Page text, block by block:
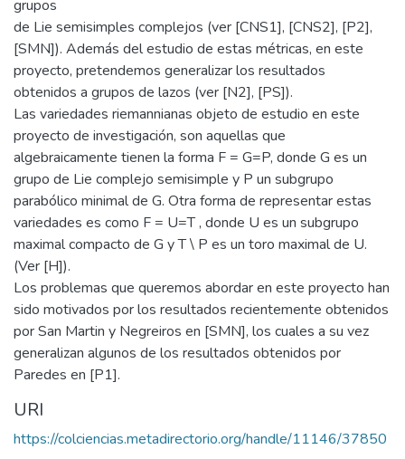
grupos
de Lie semisimples complejos (ver [CNS1], [CNS2], [P2],
[SMN]). Además del estudio de estas métricas, en este
proyecto, pretendemos generalizar los resultados
obtenidos a grupos de lazos (ver [N2], [PS]).
Las variedades riemannianas objeto de estudio en este
proyecto de investigación, son aquellas que
algebraicamente tienen la forma F = G=P, donde G es un
grupo de Lie complejo semisimple y P un subgrupo
parabólico minimal de G. Otra forma de representar estas
variedades es como F = U=T , donde U es un subgrupo
maximal compacto de G y T \ P es un toro maximal de U.
(Ver [H]).
Los problemas que queremos abordar en este proyecto han
sido motivados por los resultados recientemente obtenidos
por San Martin y Negreiros en [SMN], los cuales a su vez
generalizan algunos de los resultados obtenidos por
Paredes en [P1].
URI
https://colciencias.metadirectorio.org/handle/11146/37850